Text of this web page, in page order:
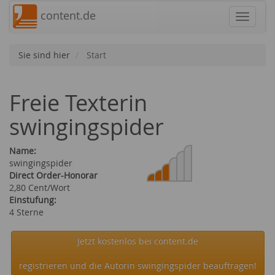
content.de
Sie sind hier Start
Freie Texterin
swingingspider
Name:
swingingspider
Direct Order-Honorar
2,80 Cent/Wort
Einstufung:
4 Sterne
Jetzt kostenlos bei content.de
registrieren und die Autorin swingingspider beauftragen!